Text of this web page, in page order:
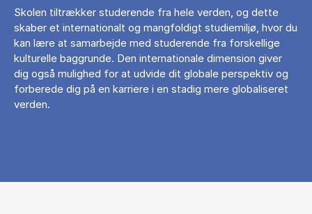
Skolen tiltrækker studerende fra hele verden, og dette
skaber et internationalt og mangfoldigt studiemiljø, hvor du
kan lære at samarbejde med studerende fra forskellige
kulturelle baggrunde. Den internationale dimension giver
dig også mulighed for at udvide dit globale perspektiv og
forberede dig på en karriere i en stadig mere globaliseret
verden.